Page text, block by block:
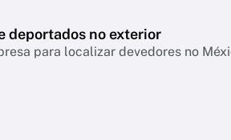
deportados no exterior
para localizar devedores no